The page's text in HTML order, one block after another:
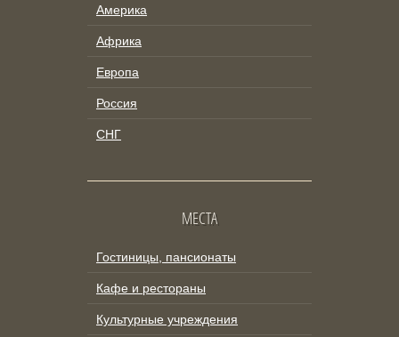
Америка
Африка
Европа
Россия
СНГ
МЕСТА
Гостиницы, пансионаты
Кафе и рестораны
Культурные учреждения